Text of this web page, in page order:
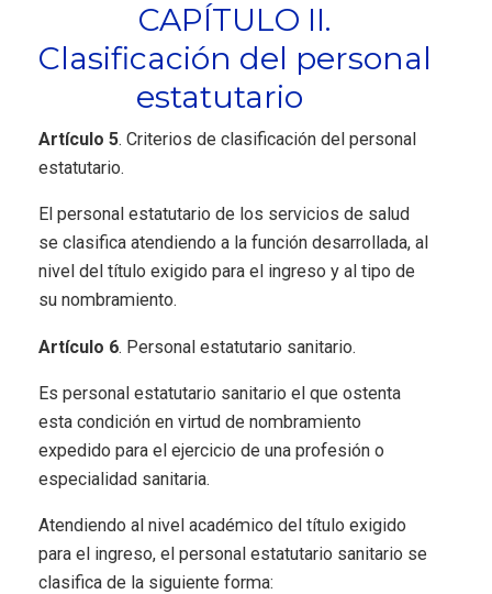
CAPÍTULO II.
Clasificación del personal
estatutario
Artículo 5. Criterios de clasificación del personal
estatutario.
El personal estatutario de los servicios de salud
se clasifica atendiendo a la función desarrollada, al
nivel del título exigido para el ingreso y al tipo de
su nombramiento.
Artículo 6. Personal estatutario sanitario.
Es personal estatutario sanitario el que ostenta
esta condición en virtud de nombramiento
expedido para el ejercicio de una profesión o
especialidad sanitaria.
Atendiendo al nivel académico del título exigido
para el ingreso, el personal estatutario sanitario se
clasifica de la siguiente forma: